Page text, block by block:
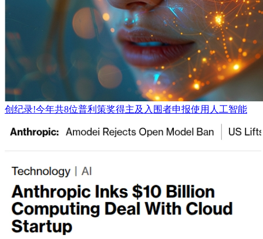
创纪录!今年共8位普利策奖得主及入围者申报使用人工智能